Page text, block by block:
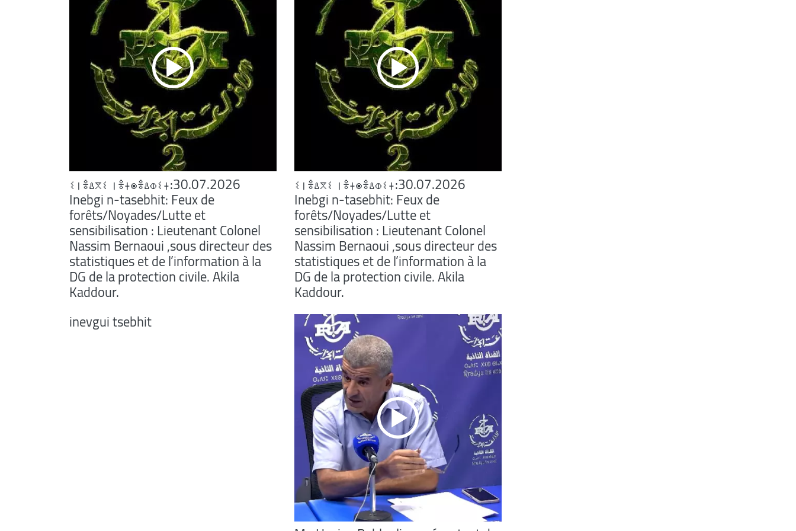
or
decrease
volume.
ⵉⵏⴻⵠⴳⵉ ⵏⴻⵜⵙⴻⵠⵀⵉⵜ:30.07.2026
Inebgi n-tasebhit: Feux de
forêts/Noyades/Lutte et
sensibilisation : Lieutenant Colonel
Nassim Bernaoui ,sous directeur des
statistiques et de l’information à la
DG de la protection civile. Akila
Kaddour.
ⵉⵏⴻⵠⴳⵉ ⵏⴻⵜⵙⴻⵠⵀⵉⵜ:30.07.2026
Inebgi n-tasebhit: Feux de
forêts/Noyades/Lutte et
sensibilisation : Lieutenant Colonel
Nassim Bernaoui ,sous directeur des
statistiques et de l’information à la
DG de la protection civile. Akila
Kaddour.
inevgui tsebhit